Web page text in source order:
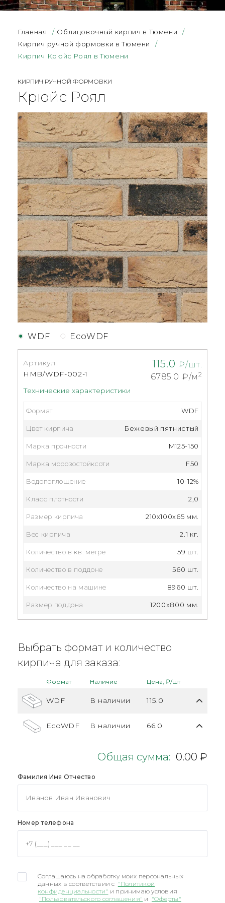
Главная / Облицовочный кирпич в Тюмени
/
Кирпич ручной формовки в Тюмени
/
Кирпич Крюйс Роял в Тюмени
КИРПИЧ РУЧНОЙ ФОРМОВКИ
Крюйс Роял
115.0 ₽/шт.
6785.0 ₽/м2
WDF EcoWDF
Технические характеристики
Артикул
HMB/WDF-002-1
Формат WDF
Цвет кирпича Бежевый пятнистый
Марка прочности M125-150
Марка морозостойксоти F50
Водопоглощение 10-12%
Класс плотности 2,0
Размер кирпича 210x100x65 мм.
Вес кирпича 2.1 кг.
Количество в кв. метре 59 шт.
Количество в поддоне 560 шт.
Количество на машине 8960 шт.
Размер поддона 1200x800 мм.
Выбрать формат и количество
кирпича для заказа:
Формат Наличие Цена, ₽/шт
WDF В наличии 115.0
EcoWDF В наличии 66.0
Общая сумма: 0.00 ₽
Фамилия Имя Отчество
Номер телефона
Соглашаюсь на обработку моих персональных
данных в соответствии с "Политикой
конфиденциальности" и принимаю условия
"Пользовательского соглашения" и "Оферты"